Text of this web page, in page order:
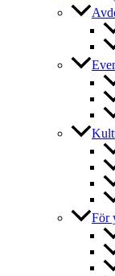
För